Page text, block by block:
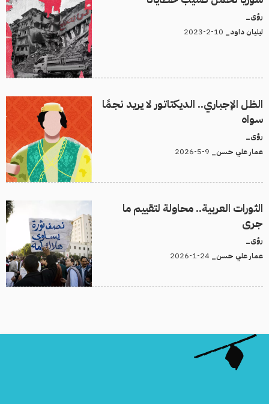
رؤى_
ليليان داود_
الظل الإجباري.. الديكتاتور لا يريد نجمًا
سواه
رؤى_
عمار علي حسن_
الثورات العربية.. محاولة لتقييم ما
جرى
رؤى_
عمار علي حسن_